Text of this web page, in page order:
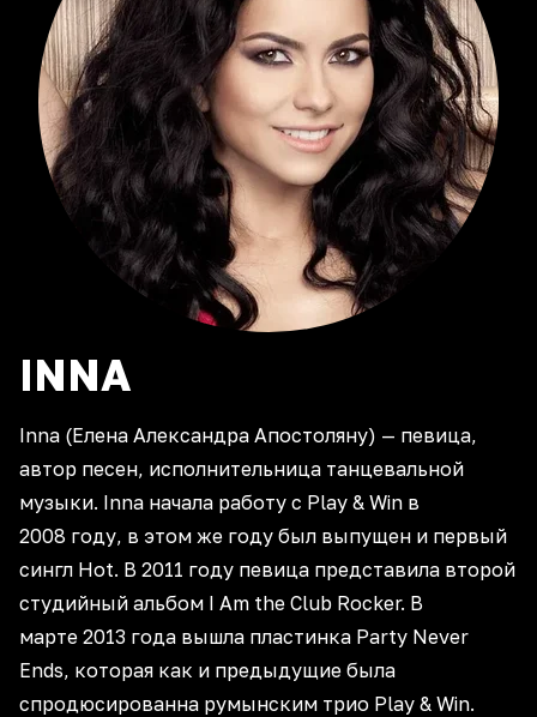
INNA
Inna (Елена Александра Апостоляну) — певица,
автор песен, исполнительница танцевальной
музыки. Inna начала работу с Play & Win в
2008 году, в этом же году был выпущен и первый
сингл Hot. В 2011 году певица представила второй
студийный альбом I Am the Club Rocker. В
марте 2013 года вышла пластинка Party Never
Ends, которая как и предыдущие была
спродюсированна румынским трио Play & Win.